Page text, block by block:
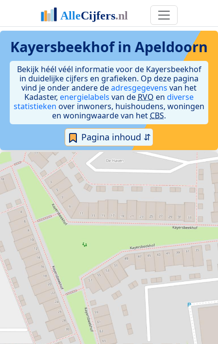
Kayersbeekhof in Apeldoorn
Bekijk héél véél informatie voor de Kayersbeekhof
in duidelijke cijfers en grafieken. Op deze pagina
vind je onder andere deadresgegevens van het
Kadaster, energielabels van de RVO en diverse
statistieken over inwoners, huishoudens, woningen
en woningwaarde van het CBS.
Pagina inhoud ⇵